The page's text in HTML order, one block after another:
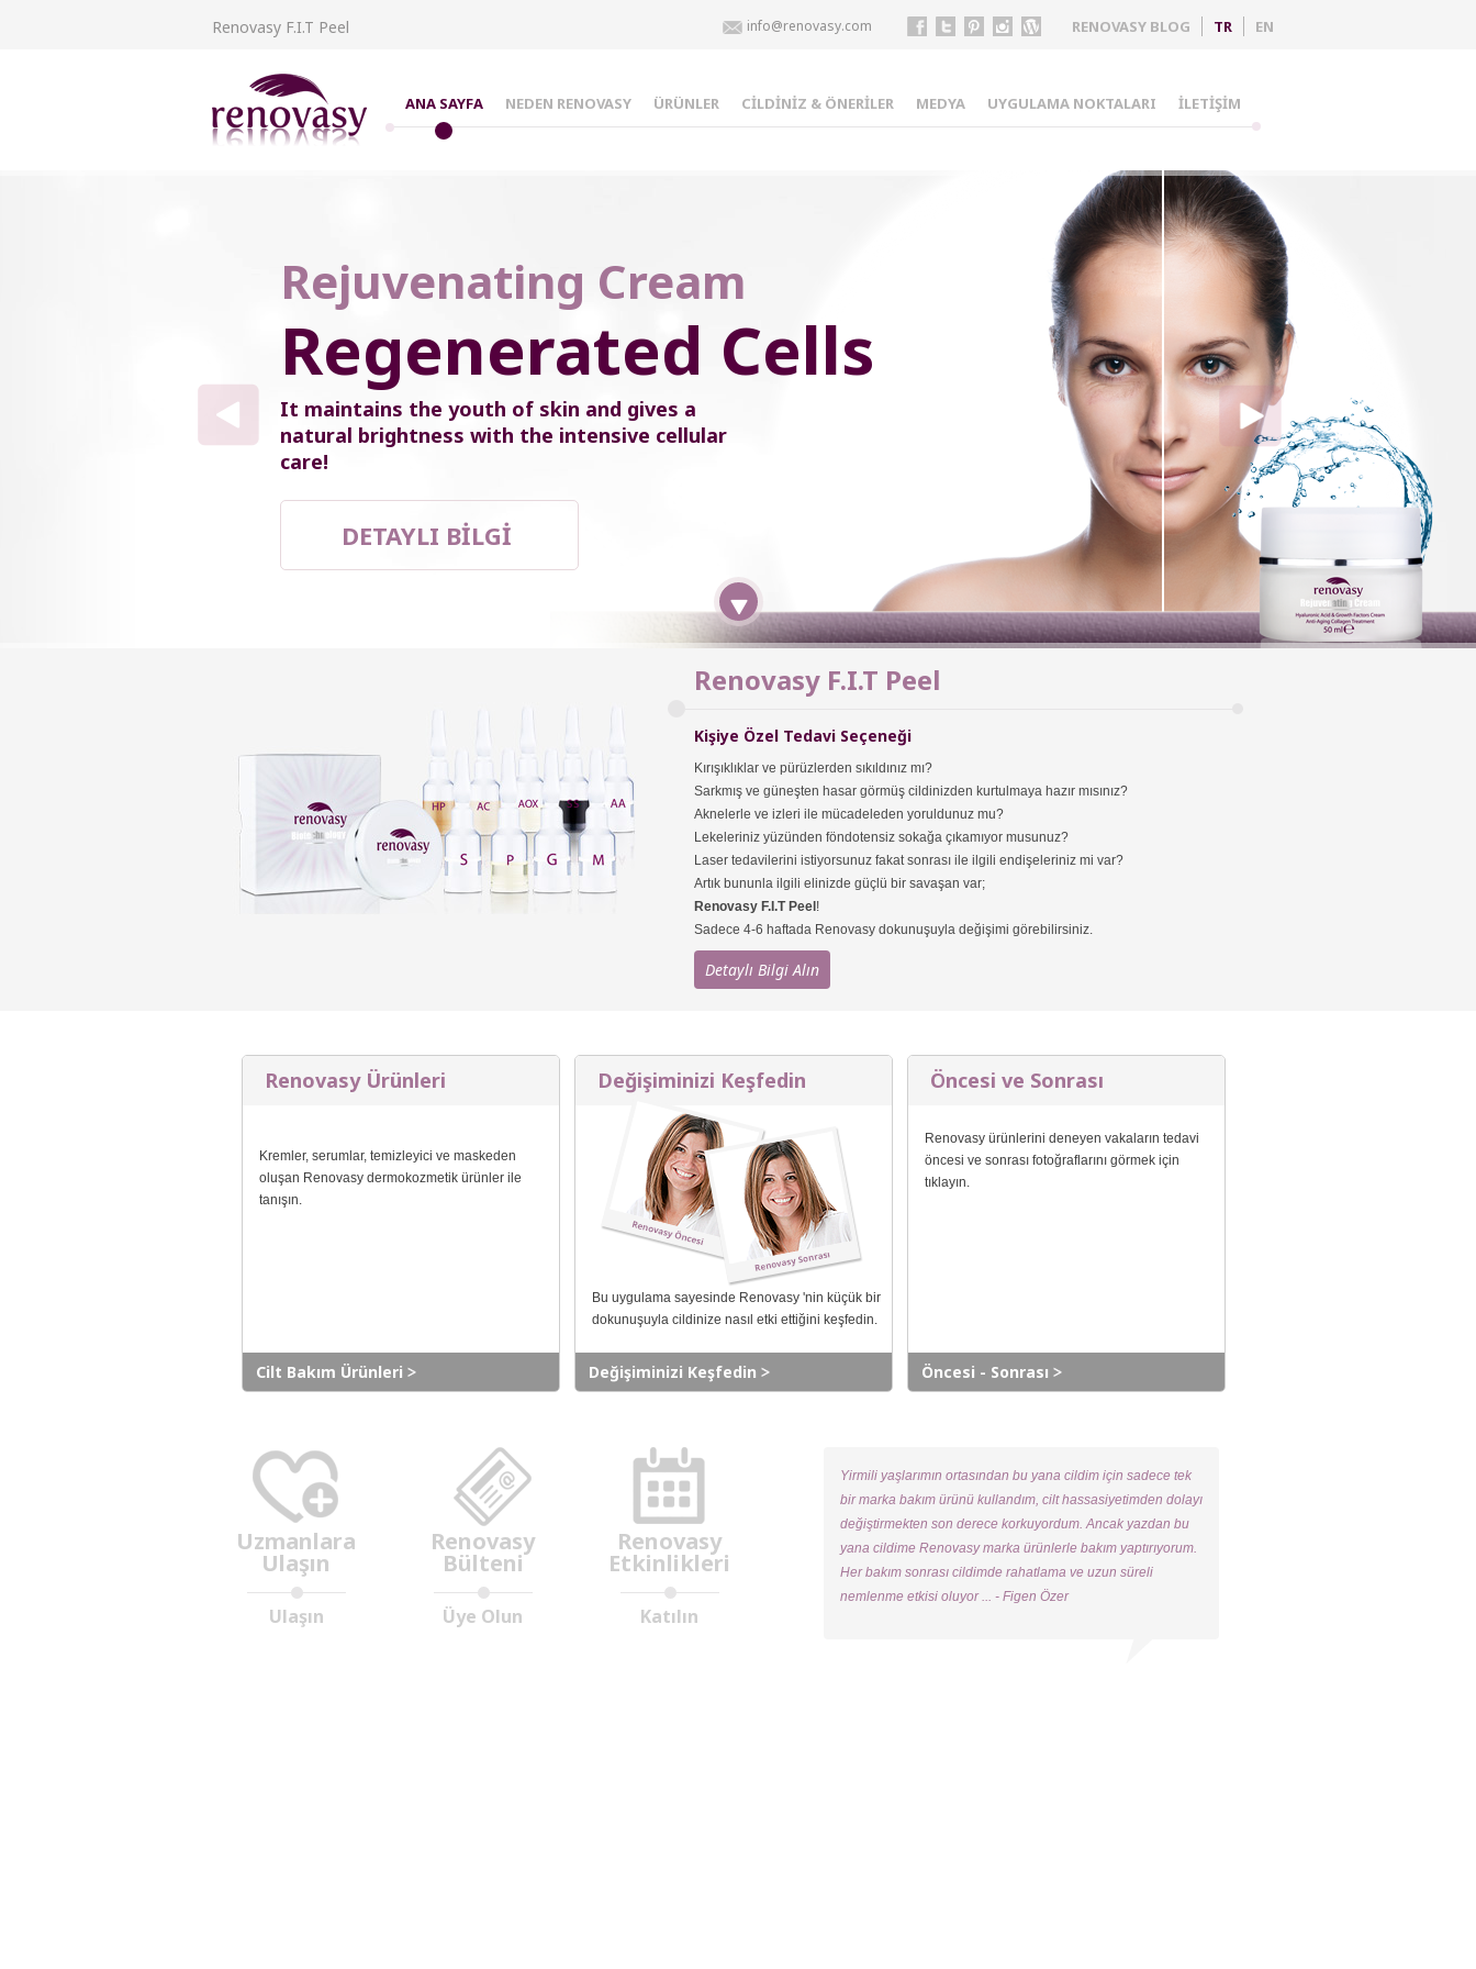
Renovasy F.I.T Peel RENOVASY BLOG TR EN
info@renovasy.com
ANA SAYFA NEDEN RENOVASY ÜRÜNLER CİLDİNİZ & ÖNERİLER MEDYA UYGULAMA NOKTALARI İLETİŞİM
Rejuvenating Cream
Regenerated Cells
It maintains the youth of skin and gives a
natural brightness with the intensive cellular
care!
DETAYLI BİLGİ
Renovasy F.I.T Peel
Kişiye Özel Tedavi Seçeneği
Kırışıklıklar ve pürüzlerden sıkıldınız mı?
Sarkmış ve güneşten hasar görmüş cildinizden kurtulmaya hazır mısınız?
Aknelerle ve izleri ile mücadeleden yoruldunuz mu?
Lekeleriniz yüzünden föndotensiz sokağa çıkamıyor musunuz?
Laser tedavilerini istiyorsunuz fakat sonrası ile ilgili endişeleriniz mi var?
Artık bununla ilgili elinizde güçlü bir savaşan var;
Renovasy F.I.T Peel !
Sadece 4-6 haftada Renovasy dokunuşuyla değişimi görebilirsiniz.
Detaylı Bilgi Alın
Renovasy Ürünleri
Kremler, serumlar, temizleyici ve maskeden
oluşan Renovasy dermokozmetik ürünler ile
tanışın.
Cilt Bakım Ürünleri
Değişiminizi Keşfedin
Bu uygulama sayesinde Renovasy 'nin küçük bir
dokunuşuyla cildinize nasıl etki ettiğini keşfedin.
Değişiminizi Keşfedin
Öncesi ve Sonrası
Renovasy ürünlerini deneyen vakaların tedavi
öncesi ve sonrası fotoğraflarını görmek için
tıklayın.
Öncesi - Sonrası
Uzmanlara
Ulaşın
Ulaşın
Renovasy
Bülteni
Üye Olun
Renovasy
Etkinlikleri
Katılın
Yirmili yaşlarımın ortasından bu yana cildim için sadece tek
bir marka bakım ürünü kullandım, cilt hassasiyetimden dolayı
değiştirmekten son derece korkuyordum. Ancak yazdan bu
yana cildime Renovasy marka ürünlerle bakım yaptırıyorum.
Her bakım sonrası cildimde rahatlama ve uzun süreli
nemlenme etkisi oluyor ... - Figen Özer